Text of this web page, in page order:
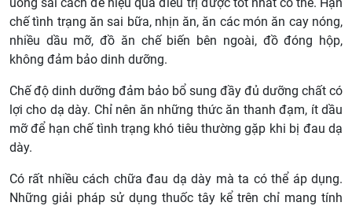
chế tình trạng ăn sai bữa, nhịn ăn, ăn các món ăn cay nóng,
nhiều dầu mỡ, đồ ăn chế biến bên ngoài, đồ đóng hộp,
không đảm bảo dinh dưỡng.
Chế độ dinh dưỡng đảm bảo bổ sung đầy đủ dưỡng chất có
lợi cho dạ dày. Chỉ nên ăn những thức ăn thanh đạm, ít dầu
mỡ để hạn chế tình trạng khó tiêu thường gặp khi bị đau dạ
dày.
Có rất nhiều cách chữa đau dạ dày mà ta có thể áp dụng.
Những giải pháp sử dụng thuốc tây kể trên chỉ mang tính